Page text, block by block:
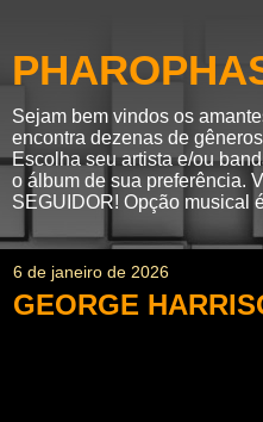
Sejam bem vindos os
encontra dezenas de
Escolha seu artista e/ou
o álbum de sua preferência.
SEGUIDOR! Opção musical
6 de janeiro de 2026
GEORGE